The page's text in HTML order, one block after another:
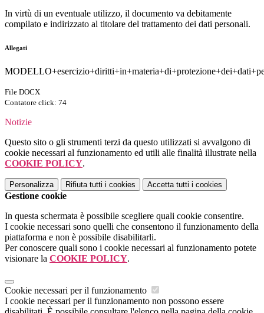
In virtù di un eventuale utilizzo, il documento va debitamente
compilato e indirizzato al titolare del trattamento dei dati personali.
Allegati
File DOCX
Contatore click: 74
Notizie
Questo sito o gli strumenti terzi da questo utilizzati si avvalgono di
cookie necessari al funzionamento ed utili alle finalità illustrate nella
COOKIE POLICY.
Personalizza Rifiuta tutti i cookies Accetta tutti i cookies
Gestione cookie
In questa schermata è possibile scegliere quali cookie consentire.
I cookie necessari sono quelli che consentono il funzionamento della
piattaforma e non è possibile disabilitarli.
Per conoscere quali sono i cookie necessari al funzionamento potete
visionare la COOKIE POLICY.
Cookie necessari per il funzionamento
I cookie necessari per il funzionamento non possono essere